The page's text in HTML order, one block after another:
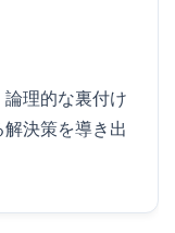
理的な裏付け
決策を導き出